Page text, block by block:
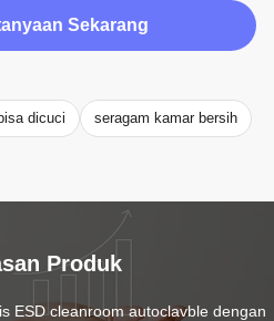
Sekarang
dicuci seragam kamar bersih
Produk
ESD cleanroom autoclavble dengan